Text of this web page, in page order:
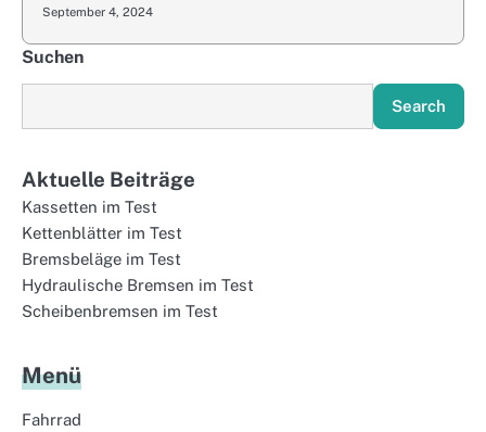
September 4, 2024
Suchen
Search
Aktuelle Beiträge
Kassetten im Test
Kettenblätter im Test
Bremsbeläge im Test
Hydraulische Bremsen im Test
Scheibenbremsen im Test
Menü
Fahrrad